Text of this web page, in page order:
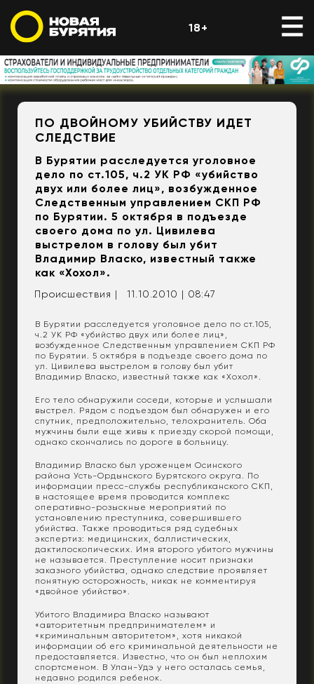
18+
ПО ДВОЙНОМУ УБИЙСТВУ ИДЕТ
СЛЕДСТВИЕ
В Бурятии расследуется уголовное
дело по ст.105, ч.2 УК РФ «убийство
двух или более лиц», возбужденное
Следственным управлением СКП РФ
по Бурятии. 5 октября в подъезде
своего дома по ул. Цивилева
выстрелом в голову был убит
Владимир Власко, известный также
как «Хохол».
Происшествия | 11.10.2010 | 08:47
В Бурятии расследуется уголовное дело по ст.105,
ч.2 УК РФ «убийство двух или более лиц»,
возбужденное Следственным управлением СКП РФ
по Бурятии. 5 октября в подъезде своего дома по
ул. Цивилева выстрелом в голову был убит
Владимир Власко, известный также как «Хохол».
Его тело обнаружили соседи, которые и услышали
выстрел. Рядом с подъездом был обнаружен и его
спутник, предположительно, телохранитель. Оба
мужчины были еще живы к приезду скорой помощи,
однако скончались по дороге в больницу.
Владимир Власко был уроженцем Осинского
района Усть-Ордынского Бурятского округа. По
информации пресс-службы республиканского СКП,
в настоящее время проводится комплекс
оперативно-розыскные мероприятий по
установлению преступника, совершившего
убийства. Также проводиться ряд судебных
экспертиз: медицинских, баллистических,
дактилоскопических. Имя второго убитого мужчины
не называется. Преступление носит признаки
заказного убийства, однако следствие проявляет
понятную осторожность, никак не комментируя
«двойное убийство».
Убитого Владимира Власко называют
«авторитетным предпринимателем» и
«криминальным авторитетом», хотя никакой
информации об его криминальной деятельности не
предоставляется. Известно, что он был неплохим
спортсменом. В Улан-Удэ у него осталась семья,
недавно родился ребенок.